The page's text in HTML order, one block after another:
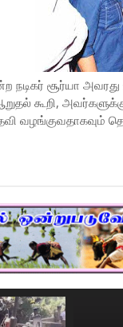
நடிகர் சூர்யா
கூறி,
வழங்குவதாகவும்